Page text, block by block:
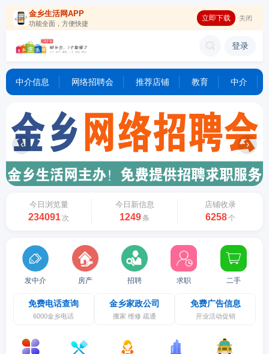
金乡生活网APP
功能全面，方便快捷
立即下载 关闭
登录
中介信息 网络招聘会 推荐店铺 教育 中介
‹ ›
今日浏览量
234091 次
今日新信息
1249条
店铺收录
6258个
发中介 房产 招聘 求职 二手
免费电话查询
6000金乡电话
金乡家政公司
搬家 维修 疏通
免费广告信息
开业活动促销